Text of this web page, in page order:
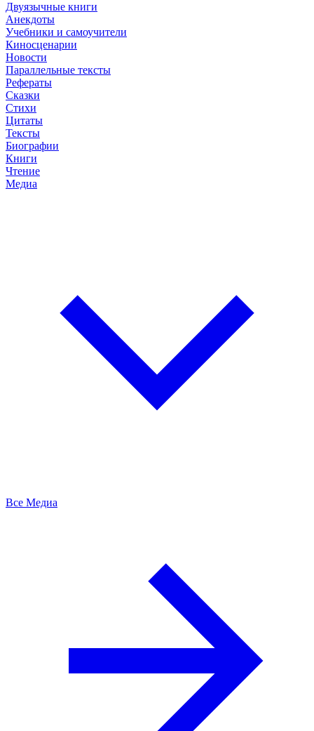
Двуязычные книги
Анекдоты
Учебники и самоучители
Киносценарии
Новости
Параллельные тексты
Рефераты
Сказки
Стихи
Цитаты
Тексты
Биографии
Книги
Чтение
Медиа
Все Медиа